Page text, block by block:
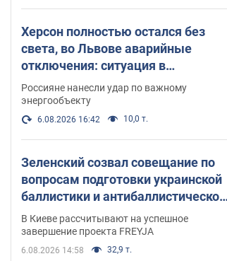
Херсон полностью остался без
света, во Львове аварийные
отключения: ситуация в
энергосистеме 6 августа
Россияне нанесли удар по важному
энергообъекту
6.08.2026 16:42 10,0 т.
Зеленский созвал совещание по
вопросам подготовки украинской
баллистики и антибаллистической
программы FREYJA: какие
решения готовятся
В Киеве рассчитывают на успешное
завершение проекта FREYJA
6.08.2026 14:58 32,9 т.